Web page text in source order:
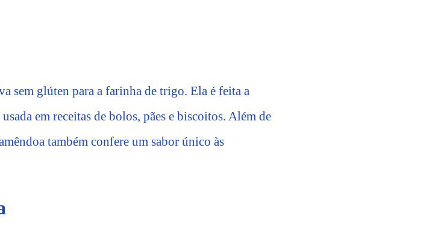
sem glúten para a farinha de trigo. Ela é feita a
em receitas de bolos, pães e biscoitos. Além de
também confere um sabor único às